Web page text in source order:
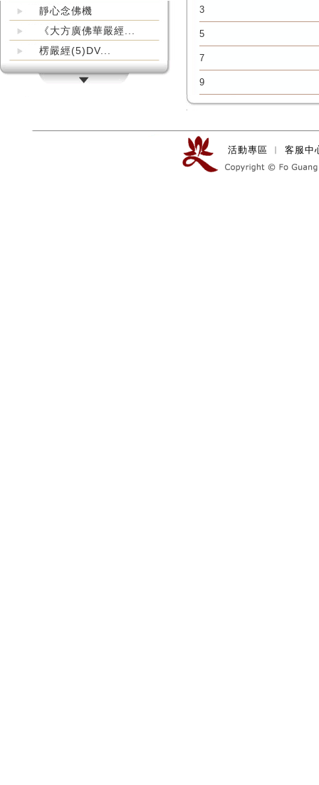
靜心念佛機
《大方廣佛華嚴經...
楞嚴經(5)DV...
3
5
7
9
活動專區 ︱ 客服中